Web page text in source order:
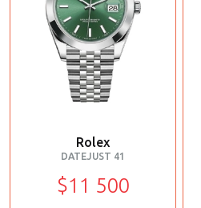
Rolex
DATEJUST 41
$11 500